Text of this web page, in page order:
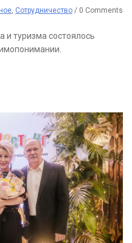
Сотрудничество / 0 Comments
и туризма состоялось